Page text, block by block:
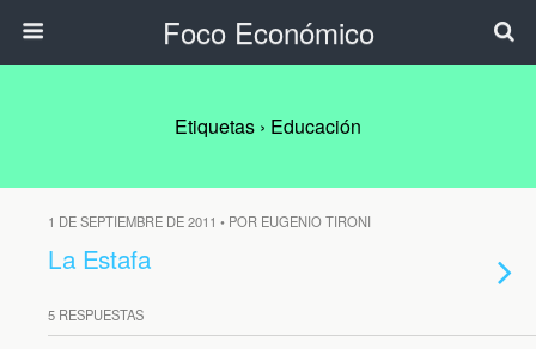
Foco Económico
Etiquetas › Educación
1 DE SEPTIEMBRE DE 2011 • POR EUGENIO TIRONI
La Estafa
5 RESPUESTAS